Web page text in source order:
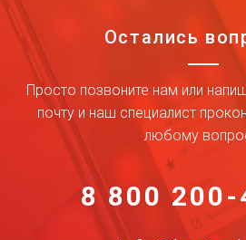
Остались
Просто позвоните нам или
почту и наш специалист
любому
8 800 200-